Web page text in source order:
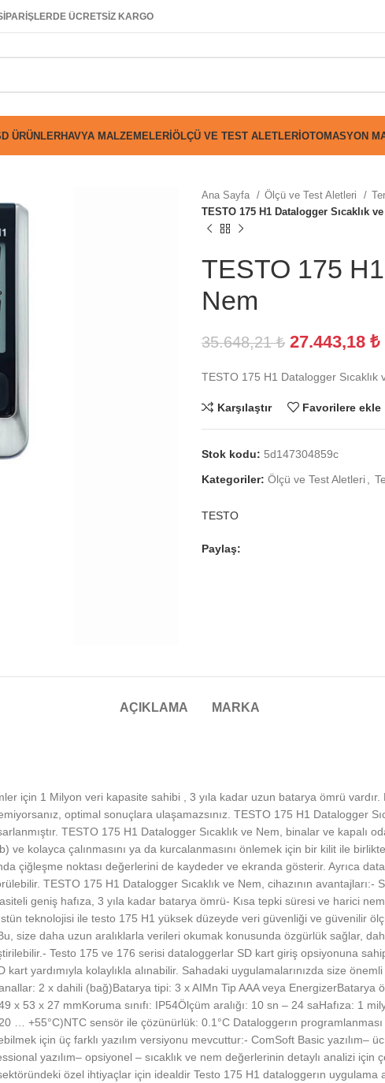
ÜCRETSİZ KARGO
ÜRÜNLERHAVYA MALZEMELERIÖLÇÜ VE TEST ALETLERIOTOMASYON
Ana Sayfa Ölçü ve Test Aletleri
TESTO 175 H1 Datalogger Sıcaklık
TESTO 175
Nem
35.648,21₺ 27.443,18 ₺
TESTO 175 H1 Datalogger Sıcaklık
Karşılaştır Favorilere ekle
Stok kodu: 5d147304859c
Kategoriler: Ölçü ve Test Aletleri
TESTO
Paylaş:
AÇIKLAMA MARKA
için 1 Milyon veri kapasite sahibi , 3 yıla kadar uzun batarya ömrü
optimal sonuçlara ulaşamazsınız. TESTO 175 H1 Datalogger
TESTO 175 H1 Datalogger Sıcaklık ve Nem, binalar ve kapalı
kolayca çalınmasını ya da kurcalanmasını önlemek için bir kilit ile
çiğleşme noktası değerlerini de kaydeder ve ekranda gösterir. Ayrıca
TESTO 175 H1 Datalogger Sıcaklık ve Nem, cihazının avantajları:-
geniş hafıza, 3 yıla kadar batarya ömrü- Kısa tepki süresi ve harici
teknolojisi ile testo 175 H1 yüksek düzeyde veri güvenliği ve güvenilir
size daha uzun aralıklarla verileri okumak konusunda özgürlük sağlar,
Testo 175 ve 176 serisi dataloggerlar SD kart giriş opsiyonuna
yardımıyla kolaylıkla alınabilir. Sahadaki uygulamalarınızda size
2 x dahili (bağ)Batarya tipi: 3 x AIMn Tip AAA veya EnergizerBatarya
53 x 27 mmKoruma sınıfı: IP54Ölçüm aralığı: 10 sn – 24 saHafıza: 1
… +55°C)NTC sensör ile çözünürlük: 0.1°C Dataloggerın programlanması
için üç farklı yazılım versiyonu mevcuttur:- ComSoft Basic yazılım–
yazılım– opsiyonel – sıcaklık ve nem değerlerinin detaylı analizi için
özel ihtiyaçlar için idealdir Testo 175 H1 dataloggerın uygulama